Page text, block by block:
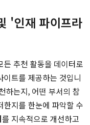
'인재 파이프라
든 추천 활동을 데이터로
트를 제공하는 것입니
하는지, 어떤 부서의 참
한지를 한눈에 파악할 수
를 지속적으로 개선하고